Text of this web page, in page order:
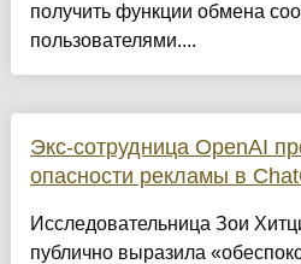
получить функции обмена
пользователями....
Экс-сотрудница OpenAI
опасности рекламы в
Исследовательница Зои
публично выразила